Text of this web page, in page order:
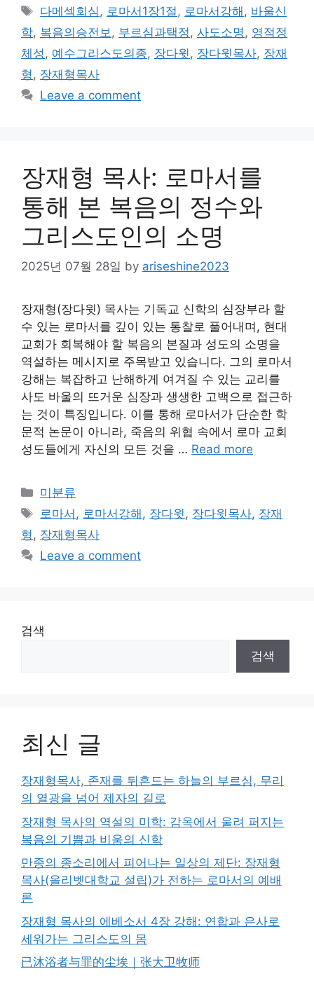
Tags
다메섹회심 , 로마서1장1절 , 로마서강해 , 바울신
학, 복음의승전보 , 부르심과택정 , 사도소명 , 영적정
체성 , 예수그리스도의종, 장다윗 , 장다윗목사, 장재
형 , 장재형목사
Leave a comment
장재형 목사: 로마서를
통해 본 복음의 정수와
그리스도인의 소명
2025년 07월 28일 by ariseshine2023
장재형(장다윗) 목사는 기독교 신학의 심장부라 할
수 있는 로마서를 깊이 있는 통찰로 풀어내며, 현대
교회가 회복해야 할 복음의 본질과 성도의 소명을
역설하는 메시지로 주목받고 있습니다. 그의 로마서
강해는 복잡하고 난해하게 여겨질 수 있는 교리를
사도 바울의 뜨거운 심장과 생생한 고백으로 접근하
는 것이 특징입니다. 이를 통해 로마서가 단순한 학
문적 논문이 아니라, 죽음의 위협 속에서 로마 교회
성도들에게 자신의 모든 것을 … Read more
Categories
미분류
Tags
로마서 , 로마서강해 , 장다윗, 장다윗목사, 장재
형, 장재형목사
Leave a comment
검색
검색
최신 글
장재형목사, 존재를 뒤흔드는 하늘의 부르심, 무리
의 열광을 넘어 제자의 길로
장재형 목사의 역설의 미학: 감옥에서 울려 퍼지는
복음의 기쁨과 비움의 신학
만종의 종소리에서 피어나는 일상의 제단: 장재형
목사(올리벳대학교 설립)가 전하는 로마서의 예배
론
장재형 목사의 에베소서 4장 강해: 연합과 은사로
세워가는 그리스도의 몸
已沐浴者与罪的尘埃｜张大卫牧师